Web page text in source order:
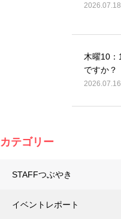
2026.07.18
木曜10
ですか？
2026.07.16
カテゴリー
STAFFつぶやき
イベントレポート